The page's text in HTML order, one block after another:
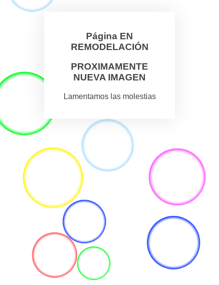
Página EN
REMODELACIÓN
PROXIMAMENTE
NUEVA IMAGEN
Lamentamos las molestias